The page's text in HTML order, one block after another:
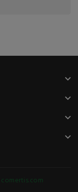
keyboard_arrow_down
keyboard_arrow_down
keyboard_arrow_down
keyboard_arrow_down
comertis.com